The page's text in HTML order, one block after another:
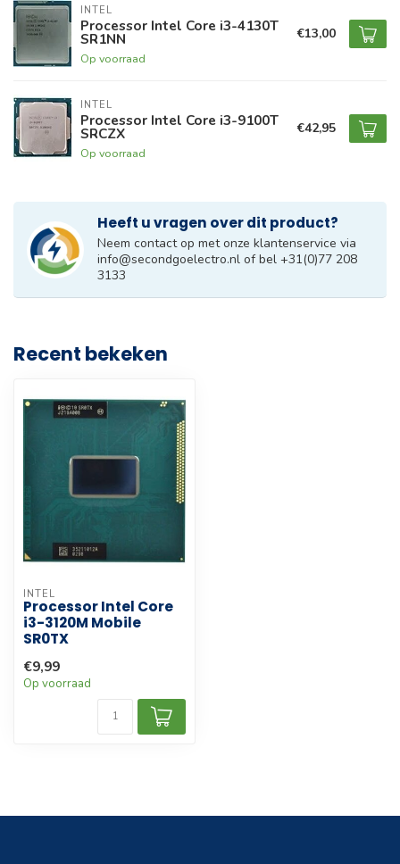
INTEL
Processor Intel Core i3-4130T
SR1NN
Op voorraad
€13,00
INTEL
Processor Intel Core i3-9100T
SRCZX
Op voorraad
€42,95
Heeft u vragen over dit product?
Neem contact op met onze klantenservice via
info@secondgoelectro.nl of bel +31(0)77 208
3133
Recent bekeken
INTEL
Processor Intel Core
i3-3120M Mobile
SR0TX
€9,99
Op voorraad